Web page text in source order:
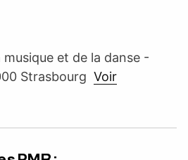
musique et de la danse -
Strasbourg Voir